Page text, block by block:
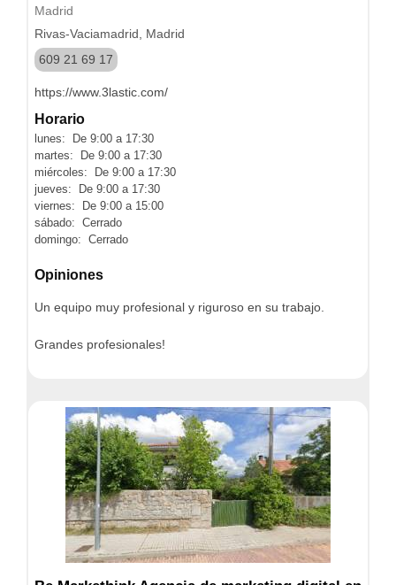
Madrid
Rivas-Vaciamadrid, Madrid
609 21 69 17
https://www.3lastic.com/
Horario
lunes: De 9:00 a 17:30
martes: De 9:00 a 17:30
miércoles: De 9:00 a 17:30
jueves: De 9:00 a 17:30
viernes: De 9:00 a 15:00
sábado: Cerrado
domingo: Cerrado
Opiniones
Un equipo muy profesional y riguroso en su trabajo.
Grandes profesionales!